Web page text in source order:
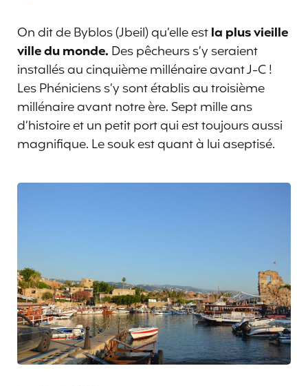
On dit de Byblos (Jbeil) qu’elle estla plus vieille
ville du monde. Des pêcheurs s’y seraient
installés au cinquième millénaire avant J-C !
Les Phéniciens s’y sont établis au troisième
millénaire avant notre ère. Sept mille ans
d’histoire et un petit port qui est toujours aussi
magnifique. Le souk est quant à lui aseptisé.